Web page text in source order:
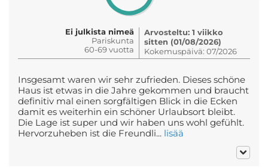
Ei julkista nimeä
Pariskunta
60-69 vuotta
Arvosteltu: 1 viikko
sitten (01/08/2026)
Kokemuspäivä: 07/2026
Insgesamt waren wir sehr zufrieden. Dieses schöne
Haus ist etwas in die Jahre gekommen und braucht
definitiv mal einen sorgfältigen Blick in die Ecken
damit es weiterhin ein schöner Urlaubsort bleibt.
Die Lage ist super und wir haben uns wohl gefühlt.
Hervorzuheben ist die Freundli... lisää